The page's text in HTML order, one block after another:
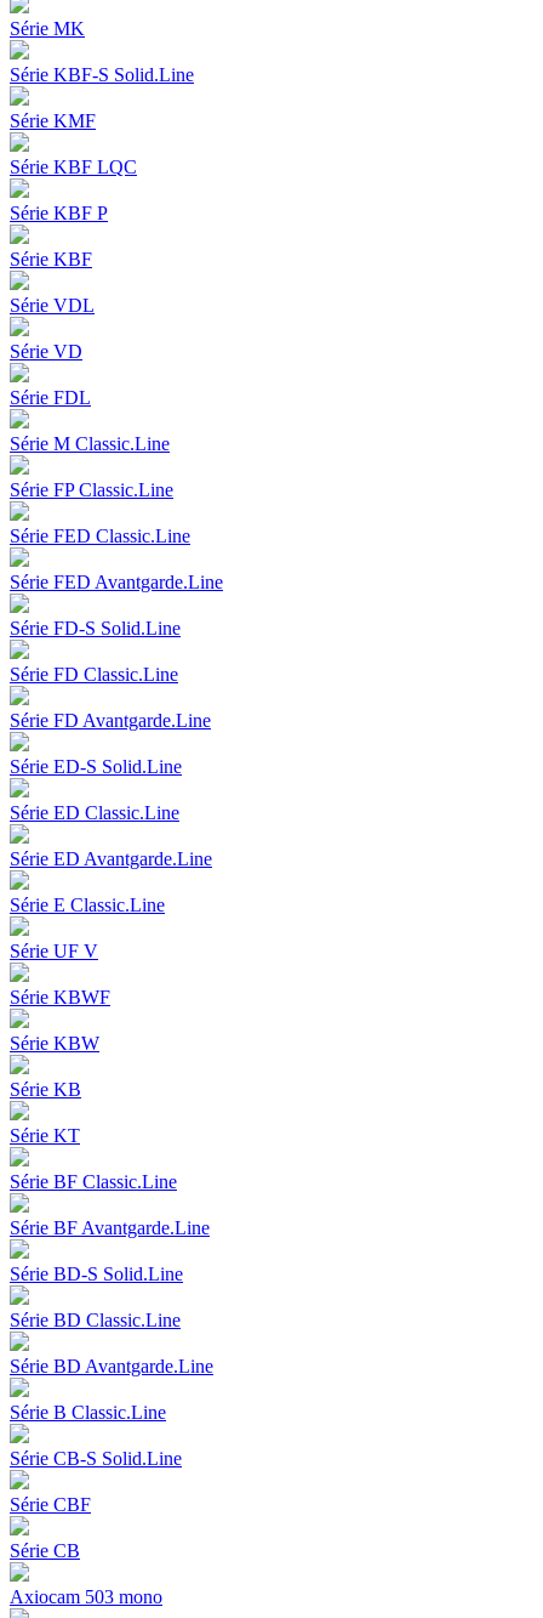
Série MK
Série KBF-S Solid.Line
Série KMF
Série KBF LQC
Série KBF P
Série KBF
Série VDL
Série VD
Série FDL
Série M Classic.Line
Série FP Classic.Line
Série FED Classic.Line
Série FED Avantgarde.Line
Série FD-S Solid.Line
Série FD Classic.Line
Série FD Avantgarde.Line
Série ED-S Solid.Line
Série ED Classic.Line
Série ED Avantgarde.Line
Série E Classic.Line
Série UF V
Série KBWF
Série KBW
Série KB
Série KT
Série BF Classic.Line
Série BF Avantgarde.Line
Série BD-S Solid.Line
Série BD Classic.Line
Série BD Avantgarde.Line
Série B Classic.Line
Série CB-S Solid.Line
Série CBF
Série CB
Axiocam 503 mono